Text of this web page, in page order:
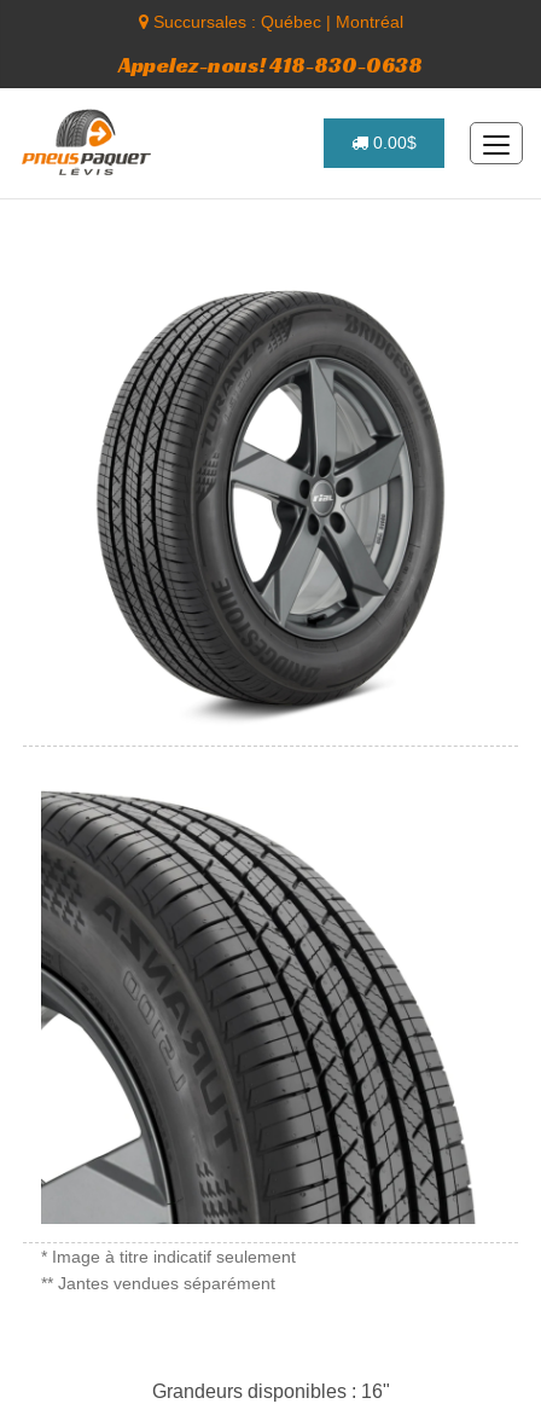
Succursales : Québec| Montréal
Appelez-nous! 418-830-0638
0.00$
* Image à titre indicatif seulement
** Jantes vendues séparément
Grandeurs disponibles : 16"